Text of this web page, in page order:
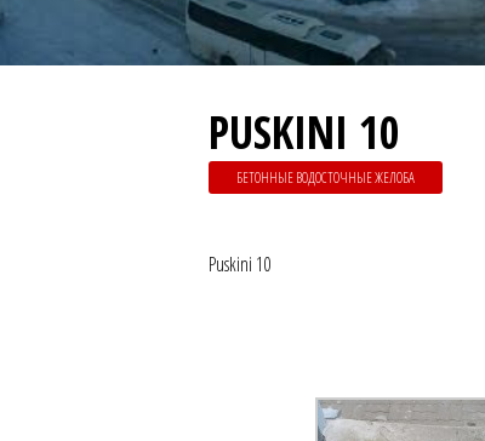
PUSKINI 10
БЕТОННЫЕ ВОДОСТОЧНЫЕ ЖЕЛОБА
Puskini 10